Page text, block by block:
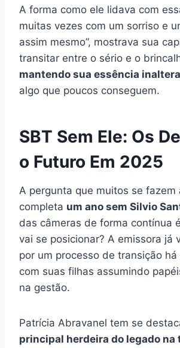
A forma como ele lidava com
muitas vezes com um sorriso e
assim mesmo”, mostrava sua
transitar entre o sério e o
mantendo sua essência
algo que poucos conseguem.
SBT Sem Ele: Os
o Futuro Em 2025
A pergunta que muitos se fazem
completa um ano sem Silvio
das câmeras de forma contínua
vai se posicionar? A emissora já
por um processo de transição
com suas filhas assumindo
na gestão.
Patrícia Abravanel tem se
principal herdeira do legado na